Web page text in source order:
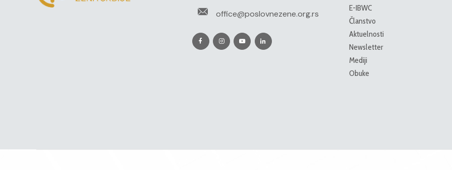
office@poslovnezene.org.rs
E-IBWC
Članstvo
Aktuelnosti
Newsletter
Mediji
Obuke